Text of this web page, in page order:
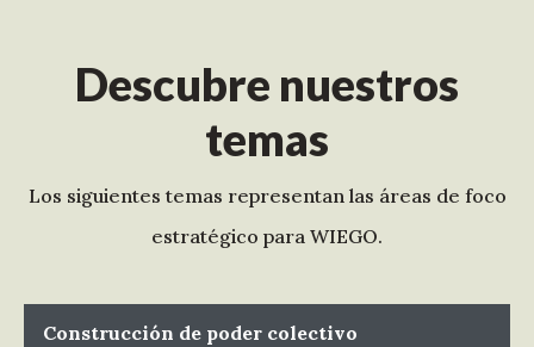
Descubre nuestros
temas
Los siguientes temas representan las áreas de foco
estratégico para WIEGO.
Construcción de poder colectivo